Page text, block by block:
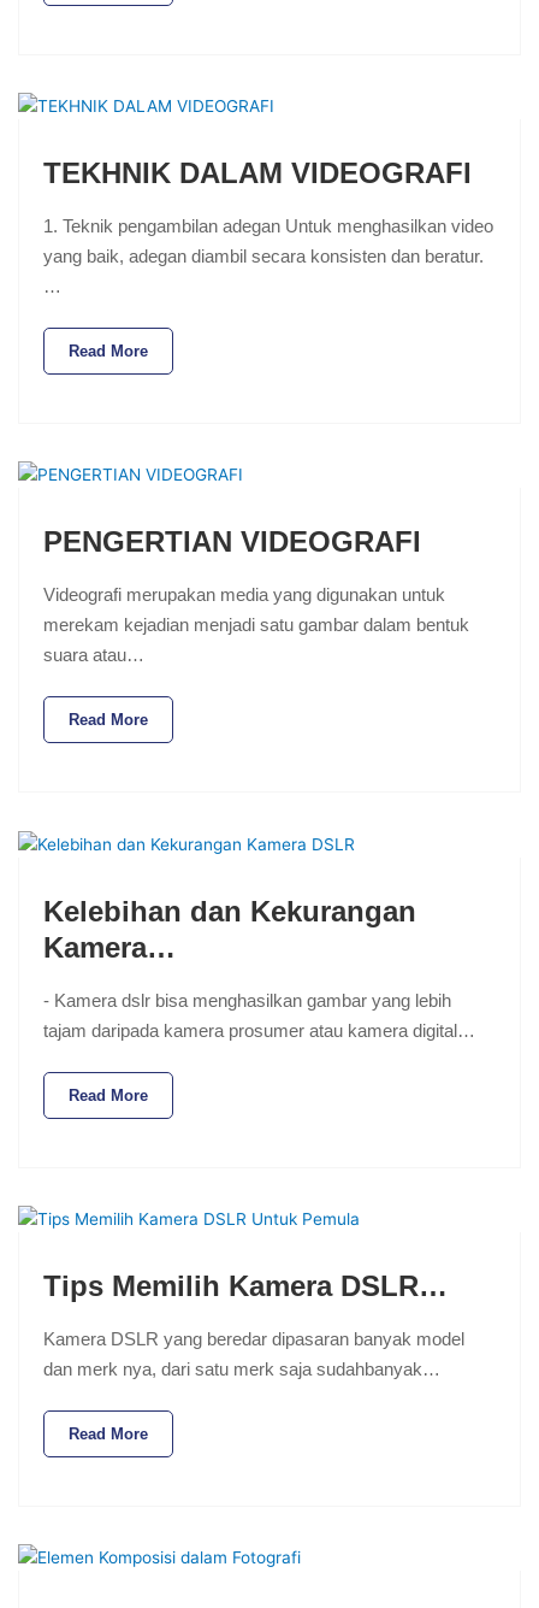
TEKHNIK DALAM VIDEOGRAFI
1. Teknik pengambilan adegan Untuk menghasilkan video
yang baik, adegan diambil secara konsisten dan beratur.
…
Read More
PENGERTIAN VIDEOGRAFI
Videografi merupakan media yang digunakan untuk
merekam kejadian menjadi satu gambar dalam bentuk
suara atau…
Read More
Kelebihan dan Kekurangan
Kamera…
- Kamera dslr bisa menghasilkan gambar yang lebih
tajam daripada kamera prosumer atau kamera digital…
Read More
Tips Memilih Kamera DSLR…
Kamera DSLR yang beredar dipasaran banyak model
dan merk nya, dari satu merk saja sudahbanyak…
Read More